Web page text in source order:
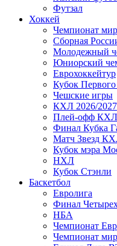
Футзал
Хоккей
Чемпионат
Сборная
Молодежный
Юниорский
Еврохоккейтур
Кубок
Чешские игры
КХЛ 2026/2027
Плей-офф КХЛ
Финал Кубка
Матч Звезд
Кубок мэра
НХЛ
Кубок Стэнли
Баскетбол
Евролига
Финал
НБА
Чемпионат
Чемпионат